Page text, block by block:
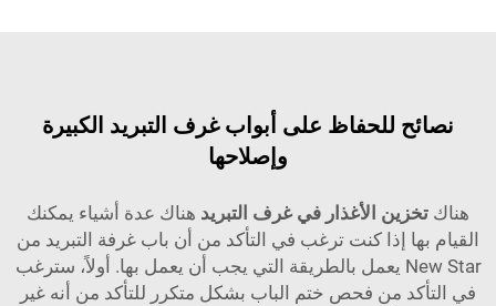
للحفاظ على أبواب غرف التبريد الكبيرة
الأغذار في غرف التبريدهناك عدة أشياء يمكنك
إذا كنت ترغب في التأكد من أن باب غرفة التبريد من
New Star يعمل بالطريقة التي يجب أن يعمل بها. أولاً، سترغب
من فحص ختم الباب بشكل متكرر للتأكد من أنه غير